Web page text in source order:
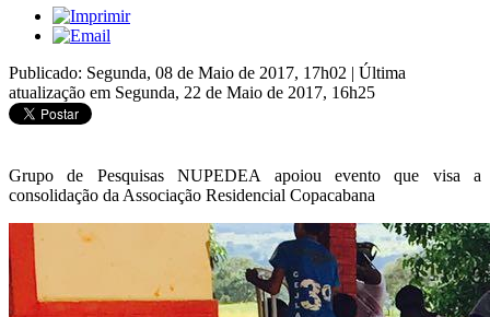
Publicado: Segunda, 08 de Maio de 2017, 17h02 | Última
atualização em Segunda, 22 de Maio de 2017, 16h25
Grupo de Pesquisas NUPEDEA apoiou evento que visa a
consolidação da Associação Residencial Copacabana